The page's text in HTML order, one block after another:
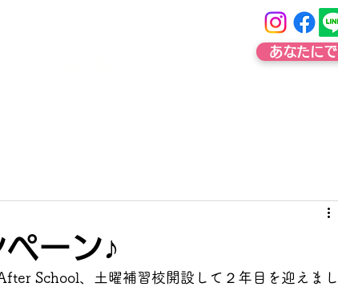
あなたに
お
ーン♪
School、土曜補習校開設して２年目を迎えまし